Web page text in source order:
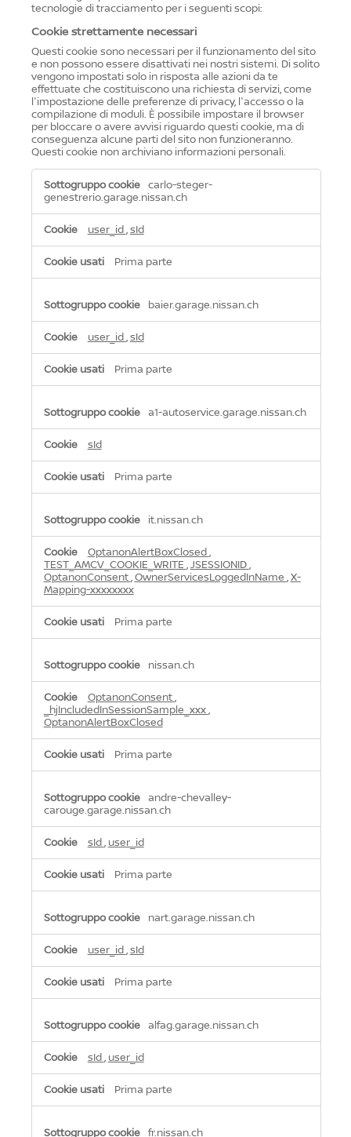
tecnologie di tracciamento per i seguenti scopi:
Cookie strettamente necessari
Questi cookie sono necessari per il funzionamento del sito
e non possono essere disattivati ​​nei nostri sistemi. Di solito
vengono impostati solo in risposta alle azioni da te
effettuate che costituiscono una richiesta di servizi, come
l'impostazione delle preferenze di privacy, l'accesso o la
compilazione di moduli. È possibile impostare il browser
per bloccare o avere avvisi riguardo questi cookie, ma di
conseguenza alcune parti del sito non funzioneranno.
Questi cookie non archiviano informazioni personali.
Cookie
strettamente
necessari
carlo-steger-
genestrerio.garage.nissan.ch
user_id ,sId
Prima parte
baier.garage.nissan.ch
user_id ,sId
Prima parte
a1-autoservice.garage.nissan.ch
sId
Prima parte
it.nissan.ch
OptanonAlertBoxClosed ,
TEST_AMCV_COOKIE_WRITE ,JSESSIONID,
OptanonConsent,OwnerServicesLoggedInName ,X-
Mapping-xxxxxxxx
Prima parte
nissan.ch
OptanonConsent,
_hjIncludedInSessionSample_xxx,
OptanonAlertBoxClosed
Prima parte
andre-chevalley-
carouge.garage.nissan.ch
sId , user_id
Prima parte
nart.garage.nissan.ch
user_id ,sId
Prima parte
alfag.garage.nissan.ch
sId , user_id
Prima parte
fr.nissan.ch